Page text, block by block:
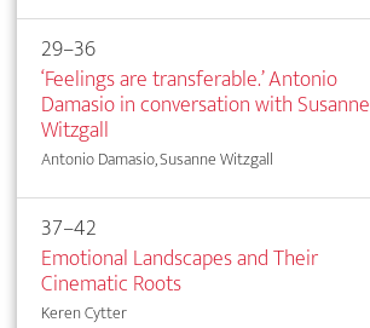
29–36
‘Feelings are transferable.’ Antonio
Damasio in conversation with Susanne
Witzgall
Antonio Damasio, Susanne Witzgall
37–42
Emotional Landscapes and Their
Cinematic Roots
Keren Cytter